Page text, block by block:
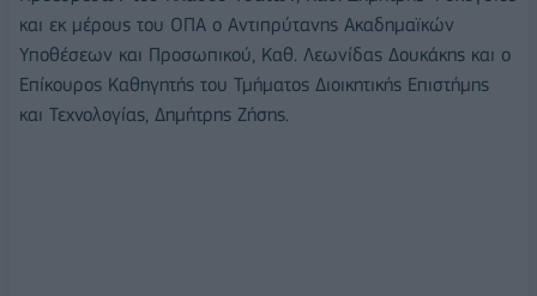
και εκ μέρους του ΟΠΑ ο Αντιπρύτανης Ακαδημαϊκών
Υποθέσεων και Προσωπικού, Καθ. Λεωνίδας Δουκάκης και ο
Επίκουρος Καθηγητής του Τμήματος Διοικητικής Επιστήμης
και Τεχνολογίας, Δημήτρης Ζήσης.